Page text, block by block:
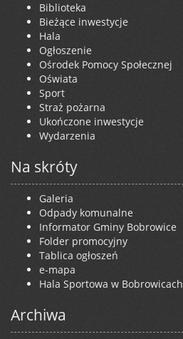
Biblioteka
Bieżące inwestycje
Hala
Ogłoszenie
Ośrodek Pomocy Społecznej
Oświata
Sport
Straż pożarna
Ukończone inwestycje
Wydarzenia
Na skróty
Galeria
Odpady komunalne
Informator Gminy Bobrowice
Folder promocyjny
Tablica ogłoszeń
e-mapa
Hala Sportowa w Bobrowicach
Archiwa